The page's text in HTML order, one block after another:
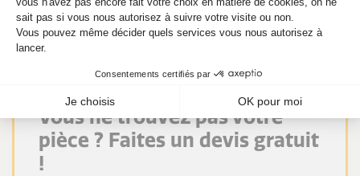
Alsapièces.
Vous ne trouvez pas votre
pièce ? Faites un devis gratuit
!